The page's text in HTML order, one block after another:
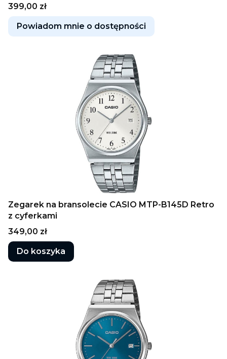
Cena
399,00 zł
Powiadom mnie o dostępności
Zegarek na bransolecie CASIO MTP-B145D Retro
z cyferkami
Cena
349,00 zł
Do koszyka